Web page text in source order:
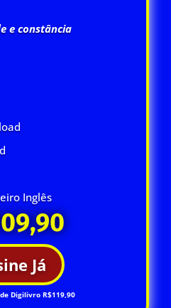
e constância
Inglês
Já
Digilivro R$119,90